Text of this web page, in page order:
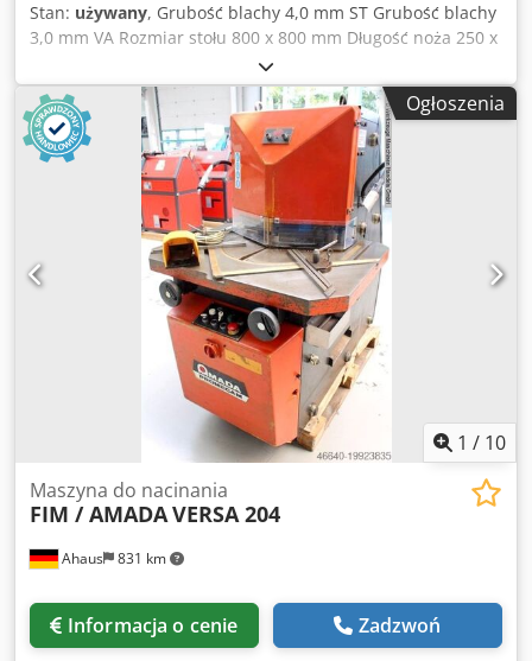
Stan: używany, Grubość blachy 4,0 mm ST Grubość blachy
3,0 mm VA Rozmiar stołu 800 x 800 mm Długość noża 250 x
250 mm Liczba skoków na minutę ok. 55 min Moc silnika 4
kW Masa maszyny ok. 800 kg Wymagana przestrzeń ok.
1300 x 1300 x 1300 mm Wyposażenie: - Elektrohydrauliczna
maszyna do nacinania Dcjdpfxjvg R Rho Afisk - 2x
ogranicznik dokładności blokowania, z prętami
ograniczającymi - Możliwość wyboru skoku
pojedynczego/ciągłego - przednia osłona palców -
Swobodnie poruszający się przełącznik nożny
Ogłoszenia
1 / 10
Ahaus 831 km
Maszyna do nacinania
FIM / AMADAVERSA 204
Informacja o cenie Zadzwoń